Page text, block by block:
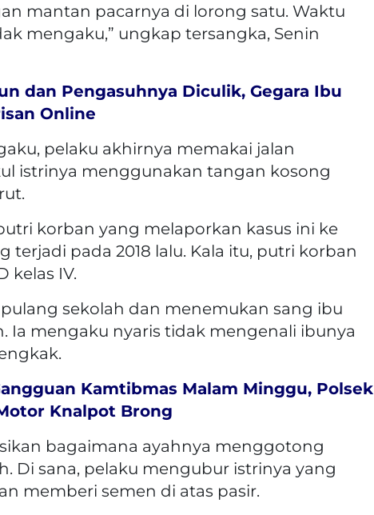
mantan pacarnya di lorong satu. Waktu
mengaku,” ungkap tersangka, Senin
dan Pengasuhnya Diculik, Gegara Ibu
Online
pelaku akhirnya memakai jalan
istrinya menggunakan tangan kosong
korban yang melaporkan kasus ini ke
terjadi pada 2018 lalu. Kala itu, putri korban
kelas IV.
sekolah dan menemukan sang ibu
Ia mengaku nyaris tidak mengenali ibunya
Kamtibmas Malam Minggu, Polsek
Knalpot Brong
bagaimana ayahnya menggotong
Di sana, pelaku mengubur istrinya yang
memberi semen di atas pasir.